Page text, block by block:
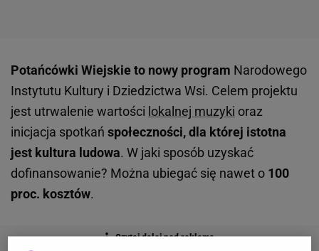
Potańcówki Wiejskie to nowy program Narodowego
Instytutu Kultury i Dziedzictwa Wsi. Celem projektu
jest utrwalenie wartości lokalnej muzyki oraz
inicjacja spotkań społeczności, dla której istotna
jest kultura ludowa. W jaki sposób uzyskać
dofinansowanie? Można ubiegać się nawet o 100
proc. kosztów.